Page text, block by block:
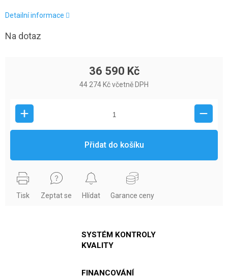
Detailní informace
Na dotaz
36 590 Kč
44 274 Kč včetně DPH
Přidat do košíku
Tisk Zeptat se Hlídat Garance ceny
SYSTÉM KONTROLY
KVALITY
FINANCOVÁNÍ